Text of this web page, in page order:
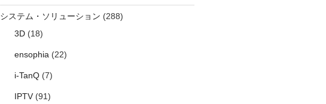
システム・ソリューション (288)
3D(18)
ensophia(22)
i-TanQ(7)
IPTV(91)